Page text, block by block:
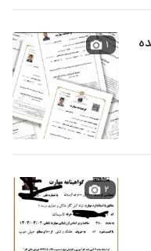
۱
۲